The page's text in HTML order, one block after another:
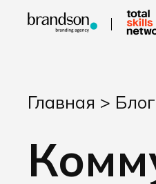
Главная > Блог